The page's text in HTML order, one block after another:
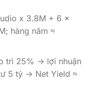
x 3.8M + 6 x
hàng năm ≈
trì 25% -> lợi nhuận
5 tỷ -> Net Yield ≈